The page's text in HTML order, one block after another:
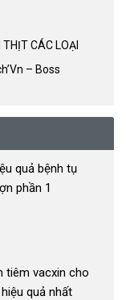
CÁC LOẠI
– Boss
quả bệnh tụ
phần 1
tiêm vacxin cho
quả nhất